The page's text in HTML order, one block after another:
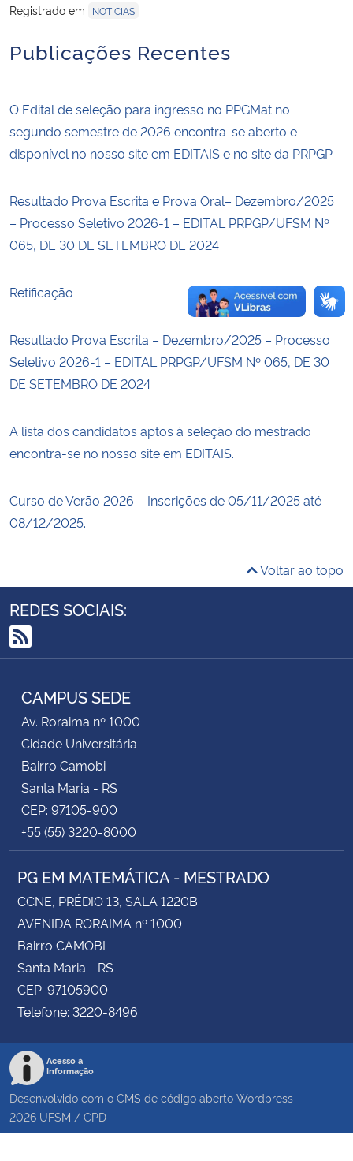
Ministério do Desenvolvimento Regional
Controladoria-Geral da União
Secretaria-Geral
Gabinete de Segurança Institucional
Banco Central do Brasil
Planalto
Registrado em
NOTÍCIAS
Publicações Recentes
O Edital de seleção para ingresso no PPGMat no
segundo semestre de 2026 encontra-se aberto e
disponível no nosso site em EDITAIS e no site da PRPGP
Resultado Prova Escrita e Prova Oral– Dezembro/2025
– Processo Seletivo 2026-1 – EDITAL PRPGP/UFSM Nº
065, DE 30 DE SETEMBRO DE 2024
Retificação
Resultado Prova Escrita – Dezembro/2025 – Processo
Seletivo 2026-1 – EDITAL PRPGP/UFSM Nº 065, DE 30
DE SETEMBRO DE 2024
A lista dos candidatos aptos à seleção do mestrado
encontra-se no nosso site em EDITAIS.
Curso de Verão 2026 – Inscrições de 05/11/2025 até
08/12/2025.
Voltar ao topo
REDES SOCIAIS:
RSS
CAMPUS SEDE
Av. Roraima nº 1000
Cidade Universitária
Bairro Camobi
Santa Maria - RS
CEP: 97105-900
+55 (55) 3220-8000
PG EM MATEMÁTICA - MESTRADO
CCNE, PRÉDIO 13, SALA 1220B
AVENIDA RORAIMA nº 1000
Bairro CAMOBI
Santa Maria - RS
CEP: 97105900
Telefone: 3220-8496
Acesso à
Informação
Desenvolvido com o CMS de código aberto Wordpress
2026 UFSM / CPD